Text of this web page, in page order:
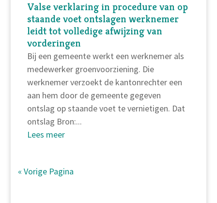
Valse verklaring in procedure van op
staande voet ontslagen werknemer
leidt tot volledige afwijzing van
vorderingen
Bij een gemeente werkt een werknemer als
medewerker groenvoorziening. Die
werknemer verzoekt de kantonrechter een
aan hem door de gemeente gegeven
ontslag op staande voet te vernietigen. Dat
ontslag Bron:...
Lees meer
« Vorige Pagina